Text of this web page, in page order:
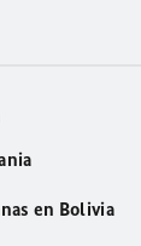
en Bolivia